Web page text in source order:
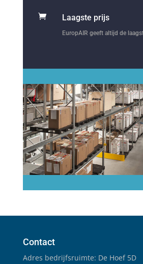
 Laagste prijs
EuropAIR geeft altijd de
Contact
Adres bedrijfsruimte: De Hoef 5D